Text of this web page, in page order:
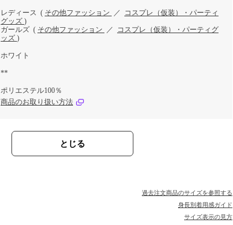
レディース ( その他ファッション ／ コスプレ（仮装）・パーティ
グッズ )
ガールズ ( その他ファッション ／ コスプレ（仮装）・パーティグ
ッズ )
ホワイト
**
ポリエステル100％
商品のお取り扱い方法
とじる
過去注文商品のサイズを参照する
身長別着用感ガイド
サイズ表示の見方